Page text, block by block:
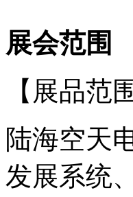
展会范围
【展品范
陆海空天
发展系统